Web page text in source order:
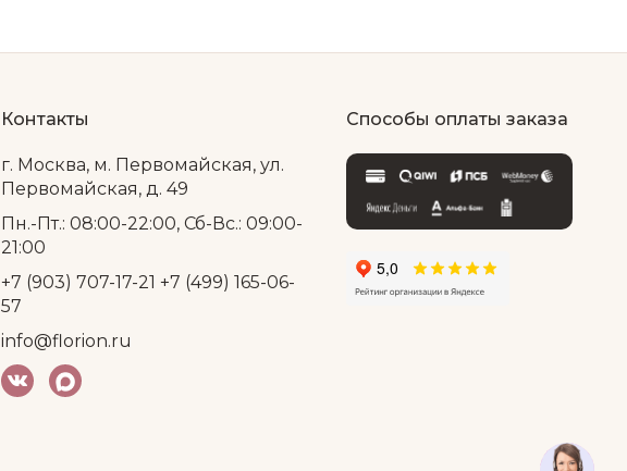
Контакты
г. Москва, м. Первомайская, ул.
Первомайская, д. 49
Пн.-Пт.: 08:00-22:00, Сб-Вс.: 09:00-
21:00
+7 (903) 707-17-21 +7 (499) 165-06-
57
info@florion.ru
Способы оплаты заказа